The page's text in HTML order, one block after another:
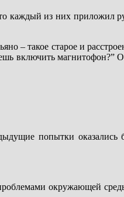
каждый из них приложил
– такое старое и
включить магнитофон?”
попытки
окружающей